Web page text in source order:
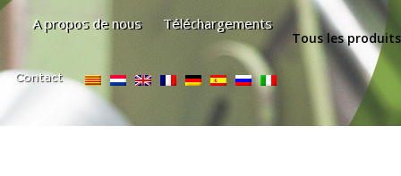
A propos de nous Téléchargements
Contact
Tous les produits